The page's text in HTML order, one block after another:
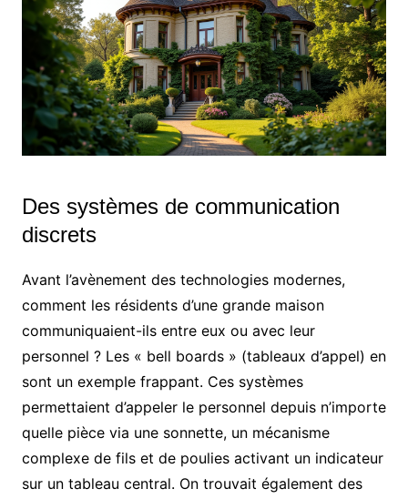
Des systèmes de communication
discrets
Avant l’avènement des technologies modernes,
comment les résidents d’une grande maison
communiquaient-ils entre eux ou avec leur
personnel ? Les « bell boards » (tableaux d’appel) en
sont un exemple frappant. Ces systèmes
permettaient d’appeler le personnel depuis n’importe
quelle pièce via une sonnette, un mécanisme
complexe de fils et de poulies activant un indicateur
sur un tableau central. On trouvait également des